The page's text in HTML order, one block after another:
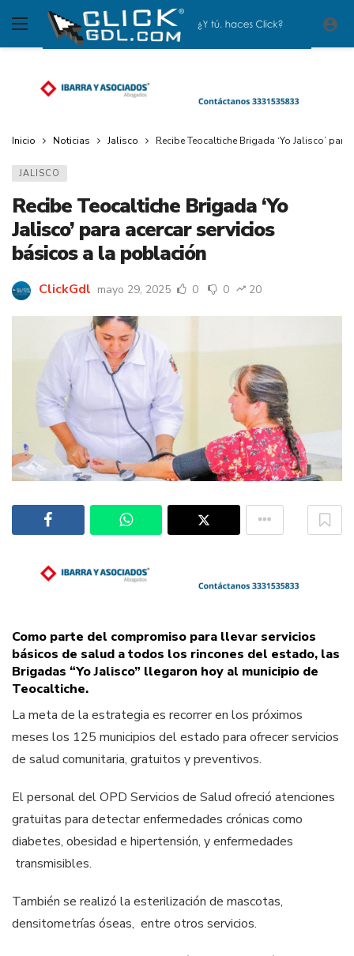
Inicio Noticias Jalisco Recibe Teocaltiche Brigada ‘Yo Jalisco’
JALISCO
Recibe Teocaltiche Brigada ‘Yo
Jalisco’ para acercar servicios
básicos a la población
ClickGdl mayo 29, 2025 0 0 20
Como parte del compromiso para llevar servicios
básicos de salud a todos los rincones del estado, las
Brigadas “Yo Jalisco” llegaron hoy al municipio de
Teocaltiche.
La meta de la estrategia es recorrer en los próximos
meses los 125 municipios del estado para ofrecer servicios
de salud comunitaria, gratuitos y preventivos.
El personal del OPD Servicios de Salud ofreció atenciones
gratuitas para detectar enfermedades crónicas como
diabetes, obesidad e hipertensión, y enfermedades
transmisibles.
También se realizó la esterilización de mascotas,
densitometrías óseas, entre otros servicios.